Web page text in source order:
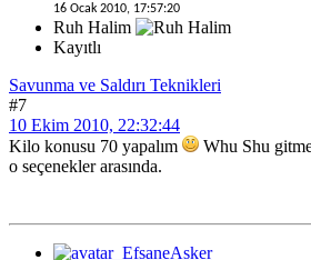
16 Ocak 2010, 17:57:20
Ruh Halim
Kayıtlı
Savunma ve Saldırı Teknikleri
#7
10 Ekim 2010, 22:32:44
Kilo konusu 70 yapalım
Whu Shu
o seçenekler arasında.